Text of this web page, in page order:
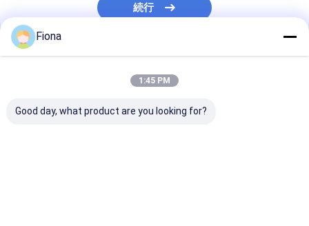
ステンレス鋼の保護フィルム
アルミニウム保護フィルム
衝突の覆いのフィルム
続行
Fiona
1:45 PM
Good day, what product are you looking for?